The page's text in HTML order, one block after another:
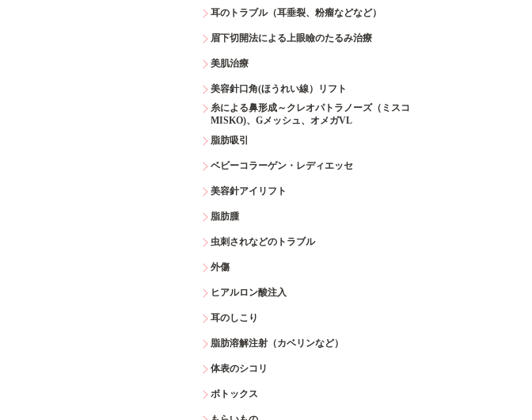
耳のトラブル（耳垂裂、粉瘤などなど）
眉下切開法による上眼瞼のたるみ治療
美肌治療
美容針口角(ほうれい線）リフト
糸による鼻形成～クレオパトラノーズ（ミスコ
MISKO)、Gメッシュ、オメガVL
脂肪吸引
ベビーコラーゲン・レディエッセ
美容針アイリフト
脂肪腫
虫刺されなどのトラブル
外傷
ヒアルロン酸注入
耳のしこり
脂肪溶解注射（カベリンなど）
体表のシコリ
ボトックス